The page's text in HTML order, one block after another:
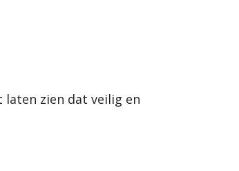
laten zien dat veilig en